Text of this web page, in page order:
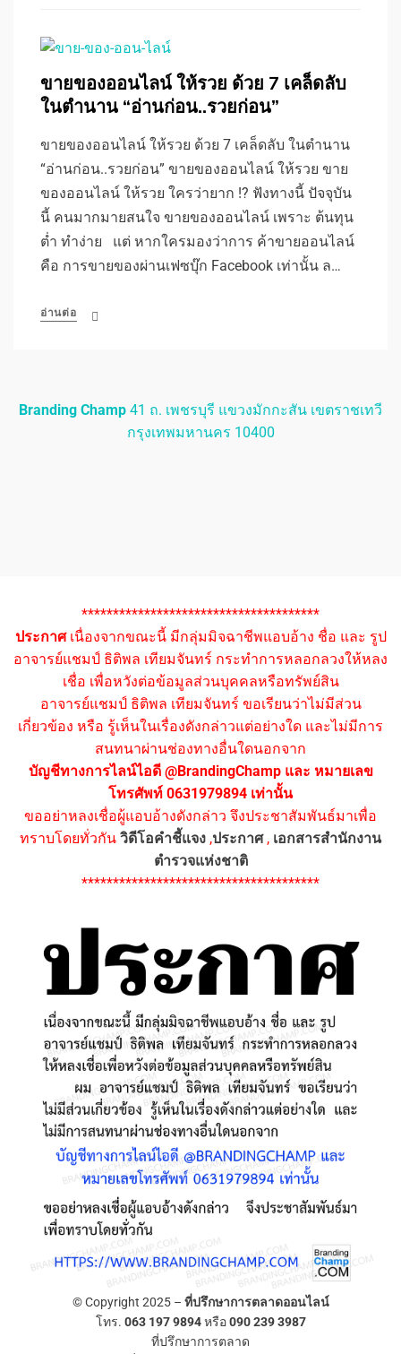
ขายของออนไลน์ ให้รวย ด้วย 7 เคล็ดลับ
ในตำนาน “อ่านก่อน..รวยก่อน”
ขายของออนไลน์ ให้รวย ด้วย 7 เคล็ดลับ ในตำนาน
“อ่านก่อน..รวยก่อน” ขายของออนไลน์ ให้รวย ขาย
ของออนไลน์ ให้รวย ใครว่ายาก !? ฟังทางนี้ ปัจจุบัน
นี้ คนมากมายสนใจ ขายของออนไลน์ เพราะ ต้นทุน
ต่ำ ทำง่าย แต่ หากใครมองว่าการ ค้าขายออนไลน์
คือ การขายของผ่านเฟซบุ๊ก Facebook เท่านั้น ล…
อ่านต่อ
Branding Champ 41 ถ. เพชรบุรี แขวงมักกะสัน เขตราชเทวี
กรุงเทพมหานคร 10400
**************************************
ประกาศเนื่องจากขณะนี้ มีกลุ่มมิจฉาชีพแอบอ้าง ชื่อ และ รูป
อาจารย์แชมป์ ธิติพล เทียมจันทร์ กระทำการหลอกลวงให้หลง
เชื่อ เพื่อหวังต่อข้อมูลส่วนบุคคลหรือทรัพย์สิน
อาจารย์แชมป์ ธิติพล เทียมจันทร์ ขอเรียนว่าไม่มีส่วน
เกี่ยวข้อง หรือ รู้เห็นในเรื่องดังกล่าวแต่อย่างใด และไม่มีการ
สนทนาผ่านช่องทางอื่นใดนอกจาก
บัญชีทางการไลน์ไอดี @BrandingChamp และ หมายเลข
โทรศัพท์ 0631979894 เท่านั้น
ขออย่าหลงเชื่อผู้แอบอ้างดังกล่าว จึงประชาสัมพันธ์มาเพื่อ
ทราบโดยทั่วกัน วิดีโอคำชี้แจง ,ประกาศ, เอกสารสำนักงาน
ตำรวจแห่งชาติ
**************************************
© Copyright 2025 – ที่ปรึกษาการตลาดออนไลน์
โทร. 063 197 9894หรือ090 239 3987
ที่ปรึกษาการตลาด